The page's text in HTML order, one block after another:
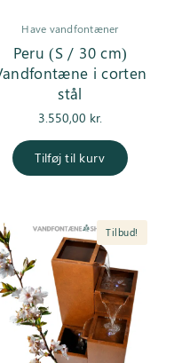
Have vandfontæner
Peru (S / 30 cm)
i corten
stål
3.550,00 kr.
Tilføj til kurv
Tilbud!